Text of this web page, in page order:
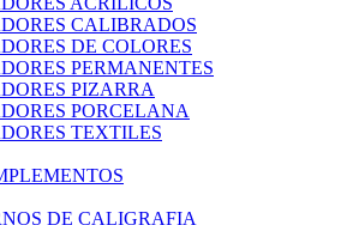
CALIBRADOS
DE COLORES
PERMANENTES
PIZARRA
PORCELANA
TEXTILES
DE CALIGRAFIA